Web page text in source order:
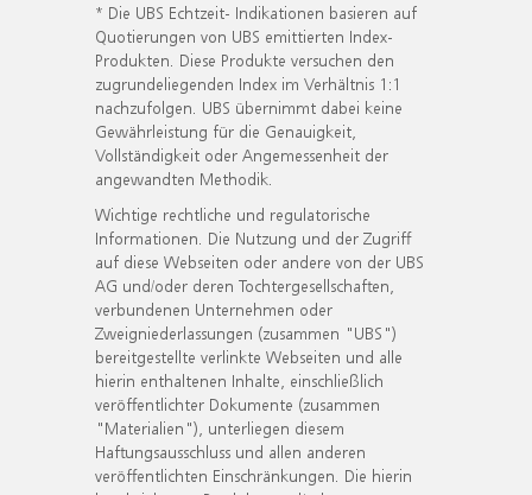
* Die UBS Echtzeit- Indikationen basieren auf
Quotierungen von UBS emittierten Index-
Produkten. Diese Produkte versuchen den
zugrundeliegenden Index im Verhältnis 1:1
nachzufolgen. UBS übernimmt dabei keine
Gewährleistung für die Genauigkeit,
Vollständigkeit oder Angemessenheit der
angewandten Methodik.
Wichtige rechtliche und regulatorische
Informationen. Die Nutzung und der Zugriff
auf diese Webseiten oder andere von der UBS
AG und/oder deren Tochtergesellschaften,
verbundenen Unternehmen oder
Zweigniederlassungen (zusammen "UBS")
bereitgestellte verlinkte Webseiten und alle
hierin enthaltenen Inhalte, einschließlich
veröffentlichter Dokumente (zusammen
"Materialien"), unterliegen diesem
Haftungsausschluss und allen anderen
veröffentlichten Einschränkungen. Die hierin